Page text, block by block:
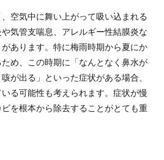
空気中に舞い上がって吸い込まれる
気管支喘息、アレルギー性結膜炎な
あります。特に梅雨時期から夏にか
め、この時期に「なんとなく鼻水が
が出る」といった症状がある場合、
る可能性も考えられます。症状が慢
を根本から除去することがとても重